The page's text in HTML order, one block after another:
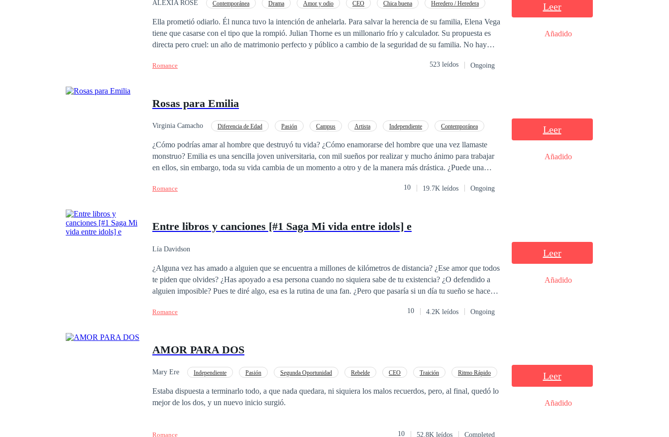
ALEXIA ROSE Contemporánea Drama Amor y odio CEO Chica buena
Heredero / Heredera
Ella prometió odiarlo. Él nunca tuvo la intención de anhelarla. Para salvar la herencia de su familia, Elena Vega
tiene que casarse con el tipo que la rompió. Julian Thorne es un millonario frío y calculador. Su propuesta es
directa pero cruel: un año de matrimonio perfecto y público a cambio de la seguridad de su familia. No hay
frío, aferrándose a su ira como su única protección. Pero la línea que separa su amor falso de una tensión real y
para ellos en este momento no es que se descubra su mentira; sino la horrible y inequívoca verdad: están
el odio. Un amor construido sobre secretos.
Romance 523 leídos Ongoing
Leer
Añadido
Rosas para Emilia
Virginia Camacho Diferencia de Edad Pasión Campus Artista Independiente
Contemporánea
¿Cómo podrías amar al hombre que destruyó tu vida? ¿Cómo enamorarse del hombre que una vez llamaste
monstruo? Emilia es una sencilla joven universitaria, con mil sueños por realizar y mucho ánimo para trabajar
en ellos, sin embargo, toda su vida cambia de un momento a otro y de la manera más drástica. ¿Puede una
que le causó todo ese daño? El camino es largo y lleno de curvas, lo que una vez fue el motivo de tus lágrimas,
Romance 10 19.7K leídos Ongoing
Leer
Añadido
Entre libros y canciones [#1 Saga Mi vida entre idols] e
Lía Davidson
¿Alguna vez has amado a alguien que se encuentra a millones de kilómetros de distancia? ¿Ese amor que todos
te piden que olvides? ¿Has apoyado a esa persona cuando no siquiera sabe de tu existencia? ¿O defendido a
alguien imposible? Pues te diré algo, esa es la rutina de una fan. ¿Pero que pasaría si un día tu sueño se hace
mejor renunciar a todo.
Romance 10 4.2K leídos Ongoing
Leer
Añadido
AMOR PARA DOS
Mary Ere Independiente Pasión Segunda Oportunidad Rebelde CEO Traición
Ritmo Rápido
Estaba dispuesta a terminarlo todo, a que nada quedara, ni siquiera los malos recuerdos, pero, al final, quedó lo
mejor de los dos, y un nuevo inicio surgió.
Romance 10 52.8K leídos Completed
Leer
Añadido